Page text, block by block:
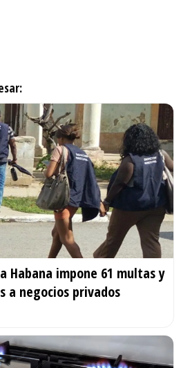
Habana impone 61 multas y
a negocios privados